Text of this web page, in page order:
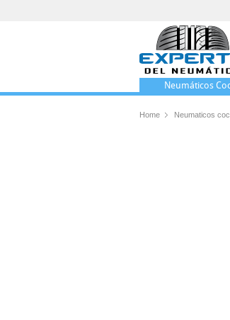
Neumáticos
Home Neumaticos